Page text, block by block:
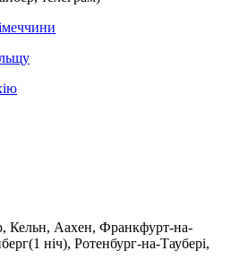
Кельн, Аахен, Франкфурт-на-
ніч), Ротенбург-на-Таубері,